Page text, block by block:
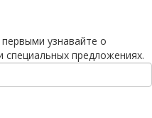
узнавайте о
специальных предложениях.